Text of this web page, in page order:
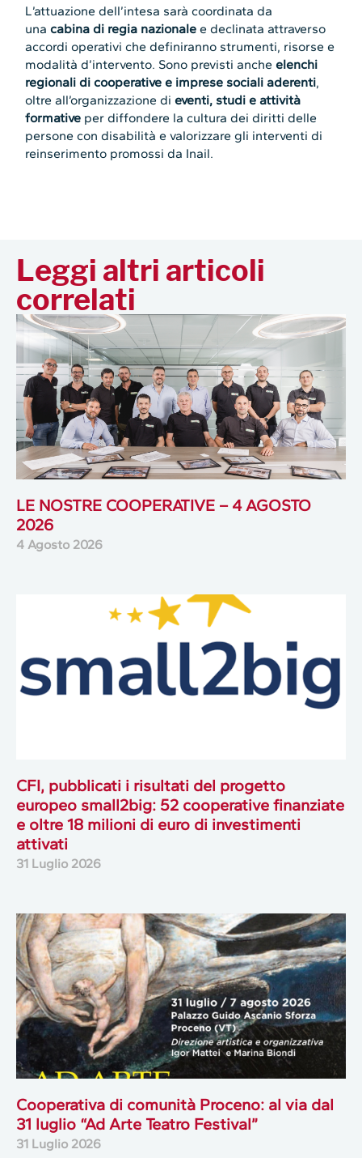
L’attuazione dell’intesa sarà coordinata da
unacabina di regia nazionale e declinata attraverso
accordi operativi che definiranno strumenti, risorse e
modalità d’intervento. Sono previsti ancheelenchi
regionali di cooperative e imprese sociali aderenti,
oltre all’organizzazione dieventi, studi e attività
formative per diffondere la cultura dei diritti delle
persone con disabilità e valorizzare gli interventi di
reinserimento promossi da Inail.
Leggi altri articoli
correlati
LE NOSTRE COOPERATIVE – 4 AGOSTO
2026
4 Agosto 2026
CFI, pubblicati i risultati del progetto
europeo small2big: 52 cooperative finanziate
e oltre 18 milioni di euro di investimenti
attivati
31 Luglio 2026
Cooperativa di comunità Proceno: al via dal
31 luglio “Ad Arte Teatro Festival”
31 Luglio 2026